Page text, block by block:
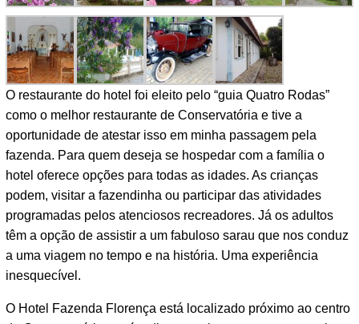
O restaurante do hotel foi eleito pelo “guia Quatro Rodas”
como o melhor restaurante de Conservatória e tive a
oportunidade de atestar isso em minha passagem pela
fazenda. Para quem deseja se hospedar com a família o
hotel oferece opções para todas as idades. As crianças
podem, visitar a fazendinha ou participar das atividades
programadas pelos atenciosos recreadores. Já os adultos
têm a opção de assistir a um fabuloso sarau que nos conduz
a uma viagem no tempo e na história. Uma experiência
inesquecível.
O Hotel Fazenda Florença está localizado próximo ao centro